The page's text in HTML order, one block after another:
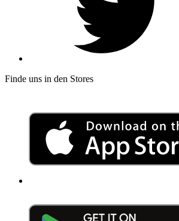
Finde uns in den Stores